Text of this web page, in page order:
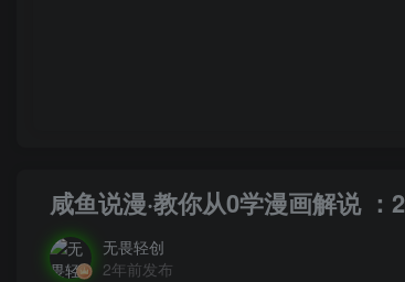
咸鱼说漫·教你从0学漫画解说
无畏轻创
2年前发布